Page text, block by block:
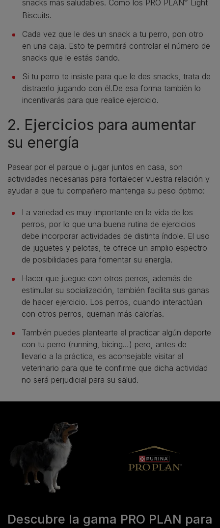
snacks más saludables. Como los PRO PLAN
Light
Biscuits.
Cada vez que le des un snack a tu perro, pon otro
en una caja. Esto te permitirá controlar el número de
snacks que le estás dando.
Si tu perro te insiste para que le des snacks, trata de
distraerlo jugando con él.De esa forma también lo
incentivarás para que realice ejercicio.
2. Ejercicios para aumentar
su energía
Pasear por el parque o jugar juntos en casa, son
actividades necesarias para fortalecer vuestra relación y
ayudar a que tu compañero mantenga su peso óptimo:
La variedad es muy importante en la vida de los
perros, por lo que una buena rutina de ejercicios
debe incorporar actividades de distinta índole. El uso
de juguetes y pelotas, te ofrece un amplio espectro
de posibilidades para fomentar su energía.
Hacer que juegue con otros perros, además de
estimular su socialización, también facilita sus ganas
de hacer ejercicio. Los perros, cuando interactúan
con otros perros, queman más calorías.
También puedes plantearte el practicar algún deporte
con tu perro (running, bicing…) pero, antes de
llevarlo a la práctica, es aconsejable visitar al
veterinario para que te confirme que dicha actividad
no será perjudicial para su salud.
Descubre la gama PRO PLAN para